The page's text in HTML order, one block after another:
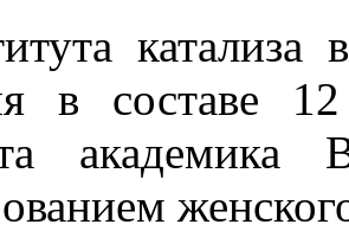
катализа
в составе